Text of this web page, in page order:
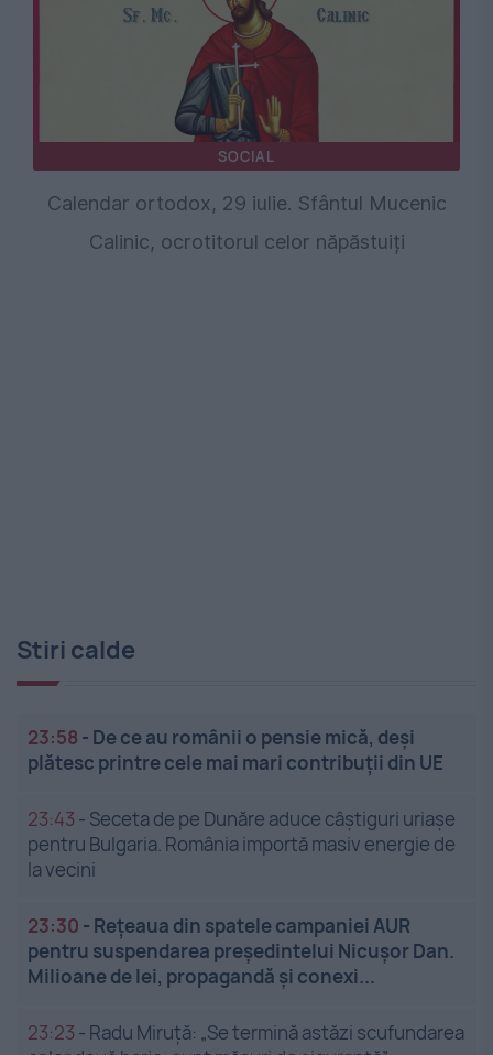
SOCIAL
Calendar ortodox, 29 iulie. Sfântul Mucenic
Calinic, ocrotitorul celor năpăstuiți
Stiri calde
23:58 - De ce au românii o pensie mică, deși
plătesc printre cele mai mari contribuții din UE
23:43 - Seceta de pe Dunăre aduce câștiguri uriașe
pentru Bulgaria. România importă masiv energie de
la vecini
23:30 - Rețeaua din spatele campaniei AUR
pentru suspendarea președintelui Nicușor Dan.
Milioane de lei, propagandă și conexi...
23:23 - Radu Miruță: „Se termină astăzi scufundarea